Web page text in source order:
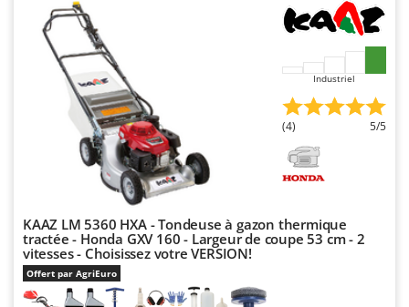
Industriel
(4) 5/5
KAAZ LM 5360 HXA - Tondeuse à gazon thermique
tractée - Honda GXV 160 - Largeur de coupe 53 cm - 2
vitesses - Choisissez votre VERSION!
Offert par AgriEuro